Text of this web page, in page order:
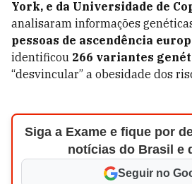
York, e da Universidade de
analisaram informações
pessoas de ascendência
identificou 266 variantes
“desvincular” a obesidade dos
Siga a Exame e fique por
notícias do Brasil e
Seguir no